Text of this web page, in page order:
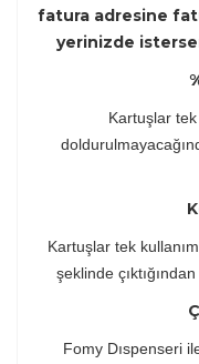
fatura adresine
yerinizde
Kartuşlar tek
Kartuşlar tek
şeklinde
Fomy Dıspenseri